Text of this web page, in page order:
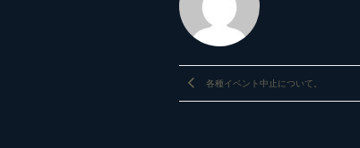
各種イベント中止について。